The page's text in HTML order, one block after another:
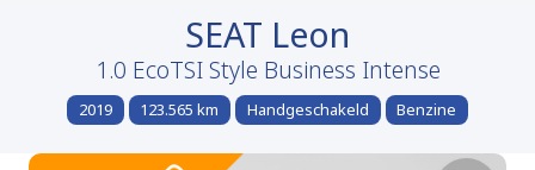
SEAT Leon
1.0 EcoTSI Style Business Intense
2019 123.565 km Handgeschakeld Benzine